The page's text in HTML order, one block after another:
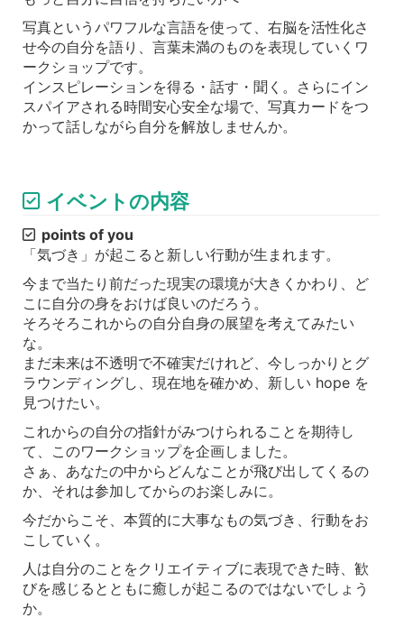
写真というパワフルな言語を使って、右脳を活性化さ
せ今の自分を語り、言葉未満のものを表現していくワ
ークショップです。
インスピレーションを得る・話す・聞く。さらにイン
スパイアされる時間安心安全な場で、写真カードをつ
かって話しながら自分を解放しませんか。
イベントの内容
points of you
「気づき」が起こると新しい行動が生まれます。
今まで当たり前だった現実の環境が大きくかわり、ど
こに自分の身をおけば良いのだろう。
そろそろこれからの自分自身の展望を考えてみたい
な。
まだ未来は不透明で不確実だけれど、今しっかりとグ
ラウンディングし、現在地を確かめ、新しい hope を
見つけたい。
これからの自分の指針がみつけられることを期待し
て、このワークショップを企画しました。
さぁ、あなたの中からどんなことが飛び出してくるの
か、それは参加してからのお楽しみに。
今だからこそ、本質的に大事なもの気づき、行動をお
こしていく。
人は自分のことをクリエイティブに表現できた時、歓
びを感じるとともに癒しが起こるのではないでしょう
か。